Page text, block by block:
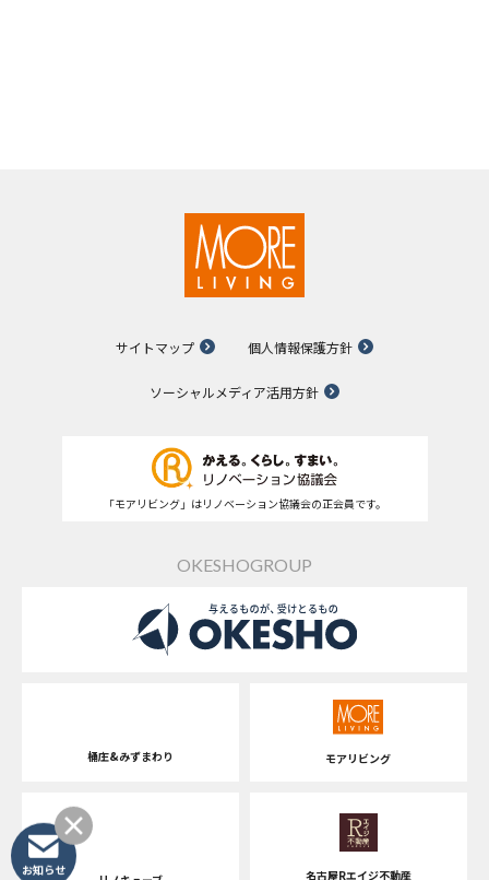
サイトマップ 個人情報保護方針
ソーシャルメディア活用方針
「モアリビング」はリノベーション協議会の正会員です。
OKESHOGROUP
桶庄&みずまわり モアリビング
名古屋Rエイジ不動産
お知らせ